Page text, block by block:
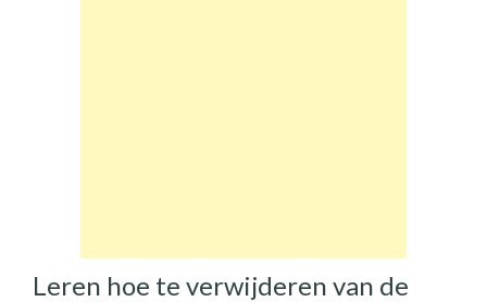
Leren hoe te verwijderen van de